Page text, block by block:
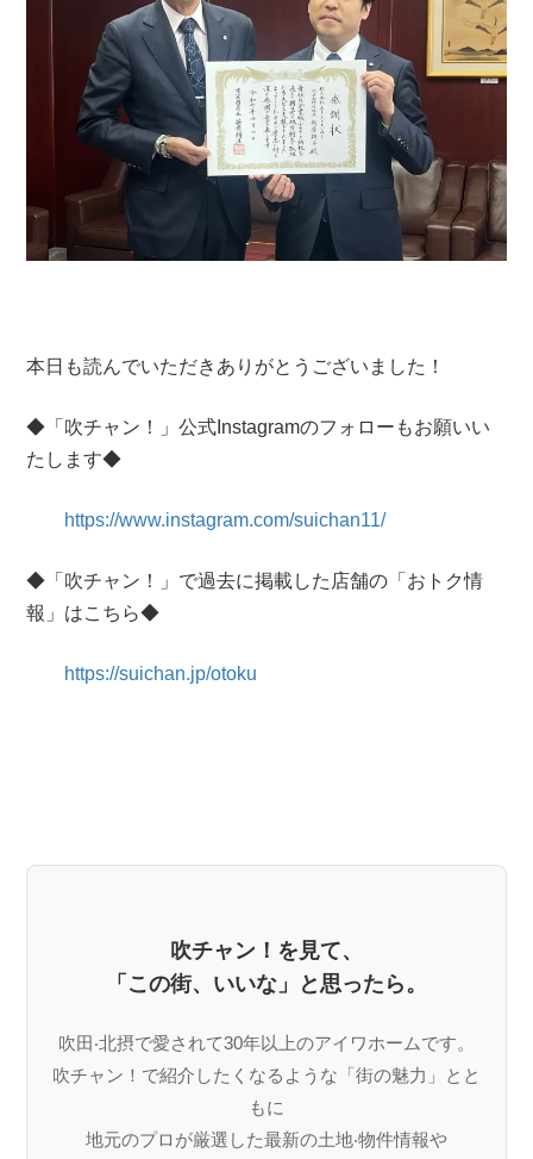
本日も読んでいただきありがとうございました！
◆「吹チャン！」公式Instagramのフォローもお願いい
たします◆
https://www.instagram.com/suichan11/
◆「吹チャン！」で過去に掲載した店舗の「おトク情
報」はこちら◆
https://suichan.jp/otoku
吹チャン！を見て、
「この街、いいな」と思ったら。
吹⽥‧北摂で愛されて30年以上のアイワホームです。
吹チャン！で紹介したくなるような「街の魅⼒」とと
もに
地元のプロが厳選した最新の⼟地‧物件情報や